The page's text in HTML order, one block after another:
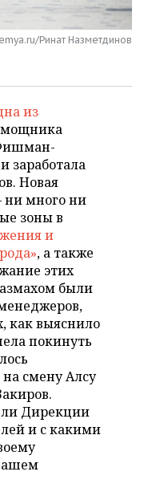
Ринат Назметдинов
из
заработала
Новая
ни много ни
зоны в
и
, а также
этих
были
как выяснило
покинуть
смену Алсу
ли Дирекции
и с какими